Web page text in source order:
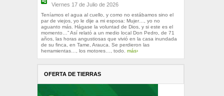
Viernes 17 de Julio de 2026
Teníamos el agua al cuello, y como no estábamos sino el
par de viejos, yo le dije a mi esposa: Mujer…, yo no
aguanto más. Hágase la voluntad de Dios, y si este es el
momento…” Así relató a un medio local Don Pedro, de 71
años, las horas angustiosas que vivió en la casa inundada
de su finca, en Tame, Arauca. Se perdieron las
herramientas…, los motores…, todo. más›
OFERTA DE TIERRAS